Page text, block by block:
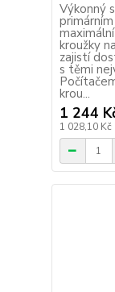
Výkonný
kroužky
zajistí
s těmi
krou...
1 244
1 028,10 Kč